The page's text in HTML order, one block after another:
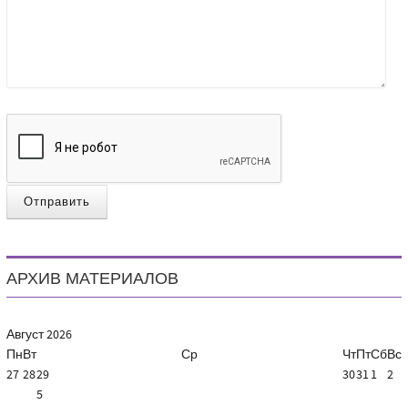
Отправить
АРХИВ МАТЕРИАЛОВ
Август2026
ПнВт Ср ЧтПтСбВс
27 2829 30311 2
5